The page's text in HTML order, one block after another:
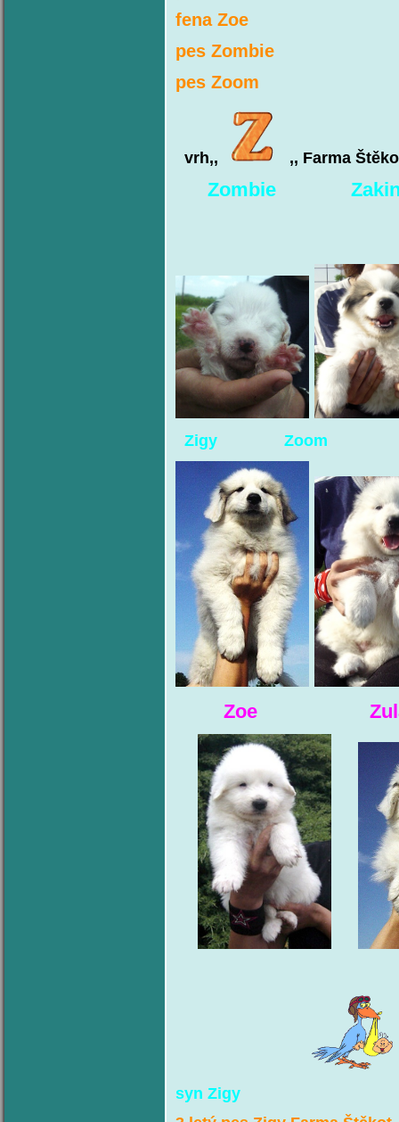
fena Zoe
pes Zombie
pes Zoom
vrh,, ,, Farma
Zombie
Zigy Zoom
Zoe Zula
syn Zigy